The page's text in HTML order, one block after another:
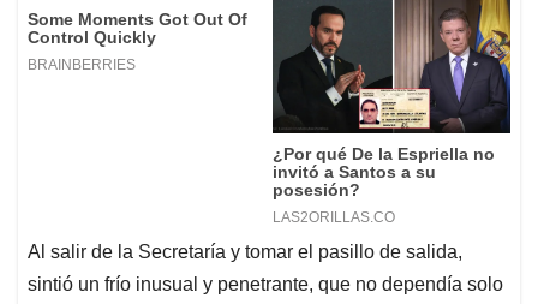
Al salir de la Secretaría y tomar el pasillo de salida,
sintió un frío inusual y penetrante, que no dependía solo